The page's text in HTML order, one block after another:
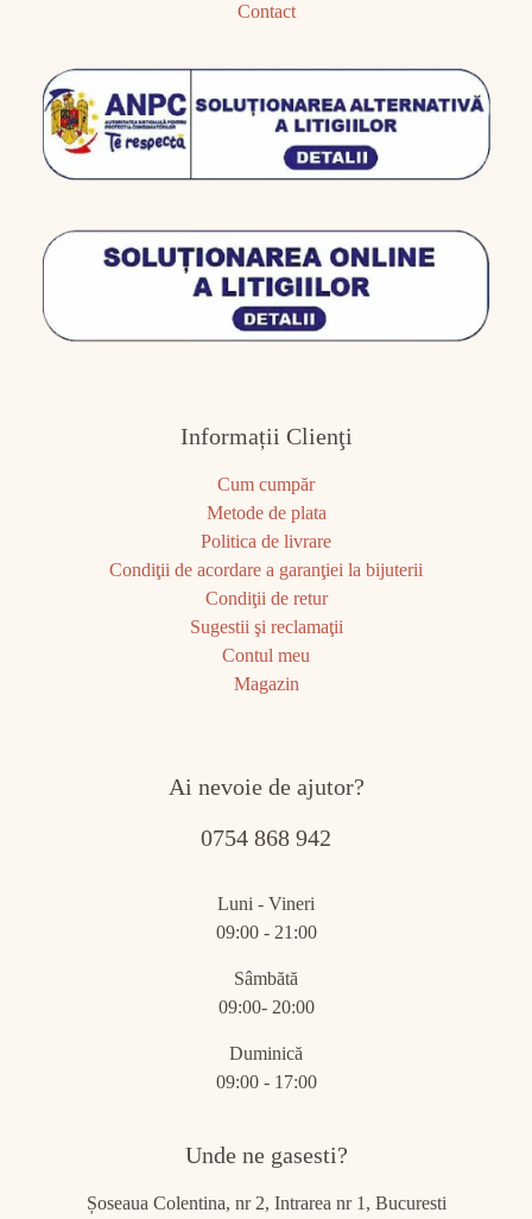
Contact
Informații Clienţi
Cum cumpăr
Metode de plata
Politica de livrare
Condiţii de acordare a garanţiei la bijuterii
Condiţii de retur
Sugestii şi reclamaţii
Contul meu
Magazin
Ai nevoie de ajutor?
0754 868 942
Luni - Vineri
09:00 - 21:00
Sâmbătă
09:00- 20:00
Duminică
09:00 - 17:00
Unde ne gasesti?
Șoseaua Colentina, nr 2, Intrarea nr 1, Bucuresti